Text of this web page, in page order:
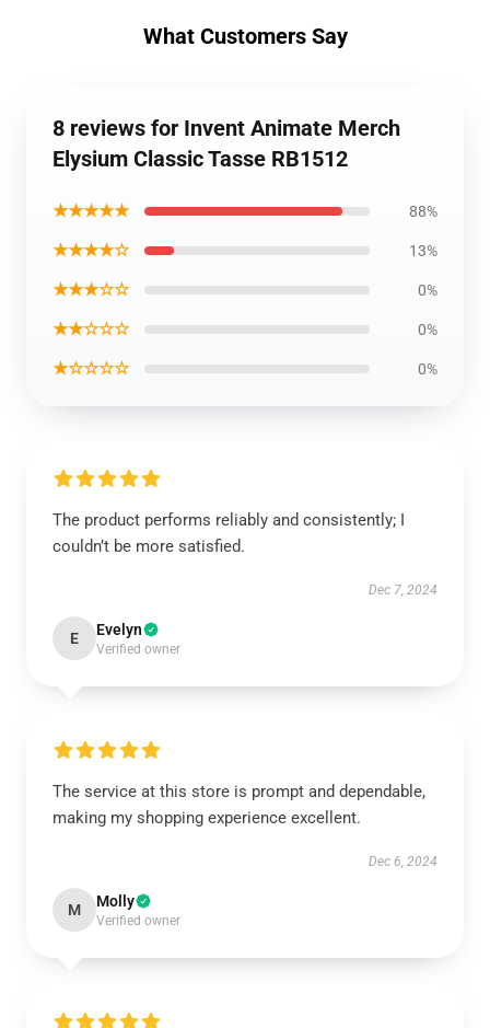
What Customers Say
8 reviews for Invent Animate Merch
Elysium Classic Tasse RB1512
★★★★★ 88%
★★★★☆ 13%
★★★☆☆ 0%
★★☆☆☆ 0%
★☆☆☆☆ 0%
The product performs reliably and consistently; I
couldn’t be more satisfied.
Dec 7, 2024
E Evelyn
Verified owner
The service at this store is prompt and dependable,
making my shopping experience excellent.
Dec 6, 2024
M Molly
Verified owner